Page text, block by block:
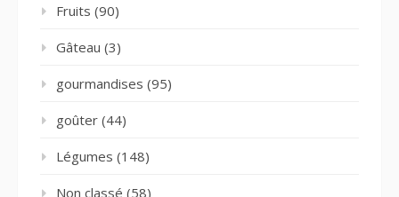
Fruits (90)
Gâteau (3)
gourmandises (95)
goûter (44)
Légumes (148)
Non classé (58)